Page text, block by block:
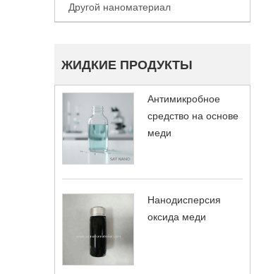
Другой наноматериал
ЖИДКИЕ ПРОДУКТЫ
Антимикробное
средство на основе
меди
Нанодисперсия
оксида меди